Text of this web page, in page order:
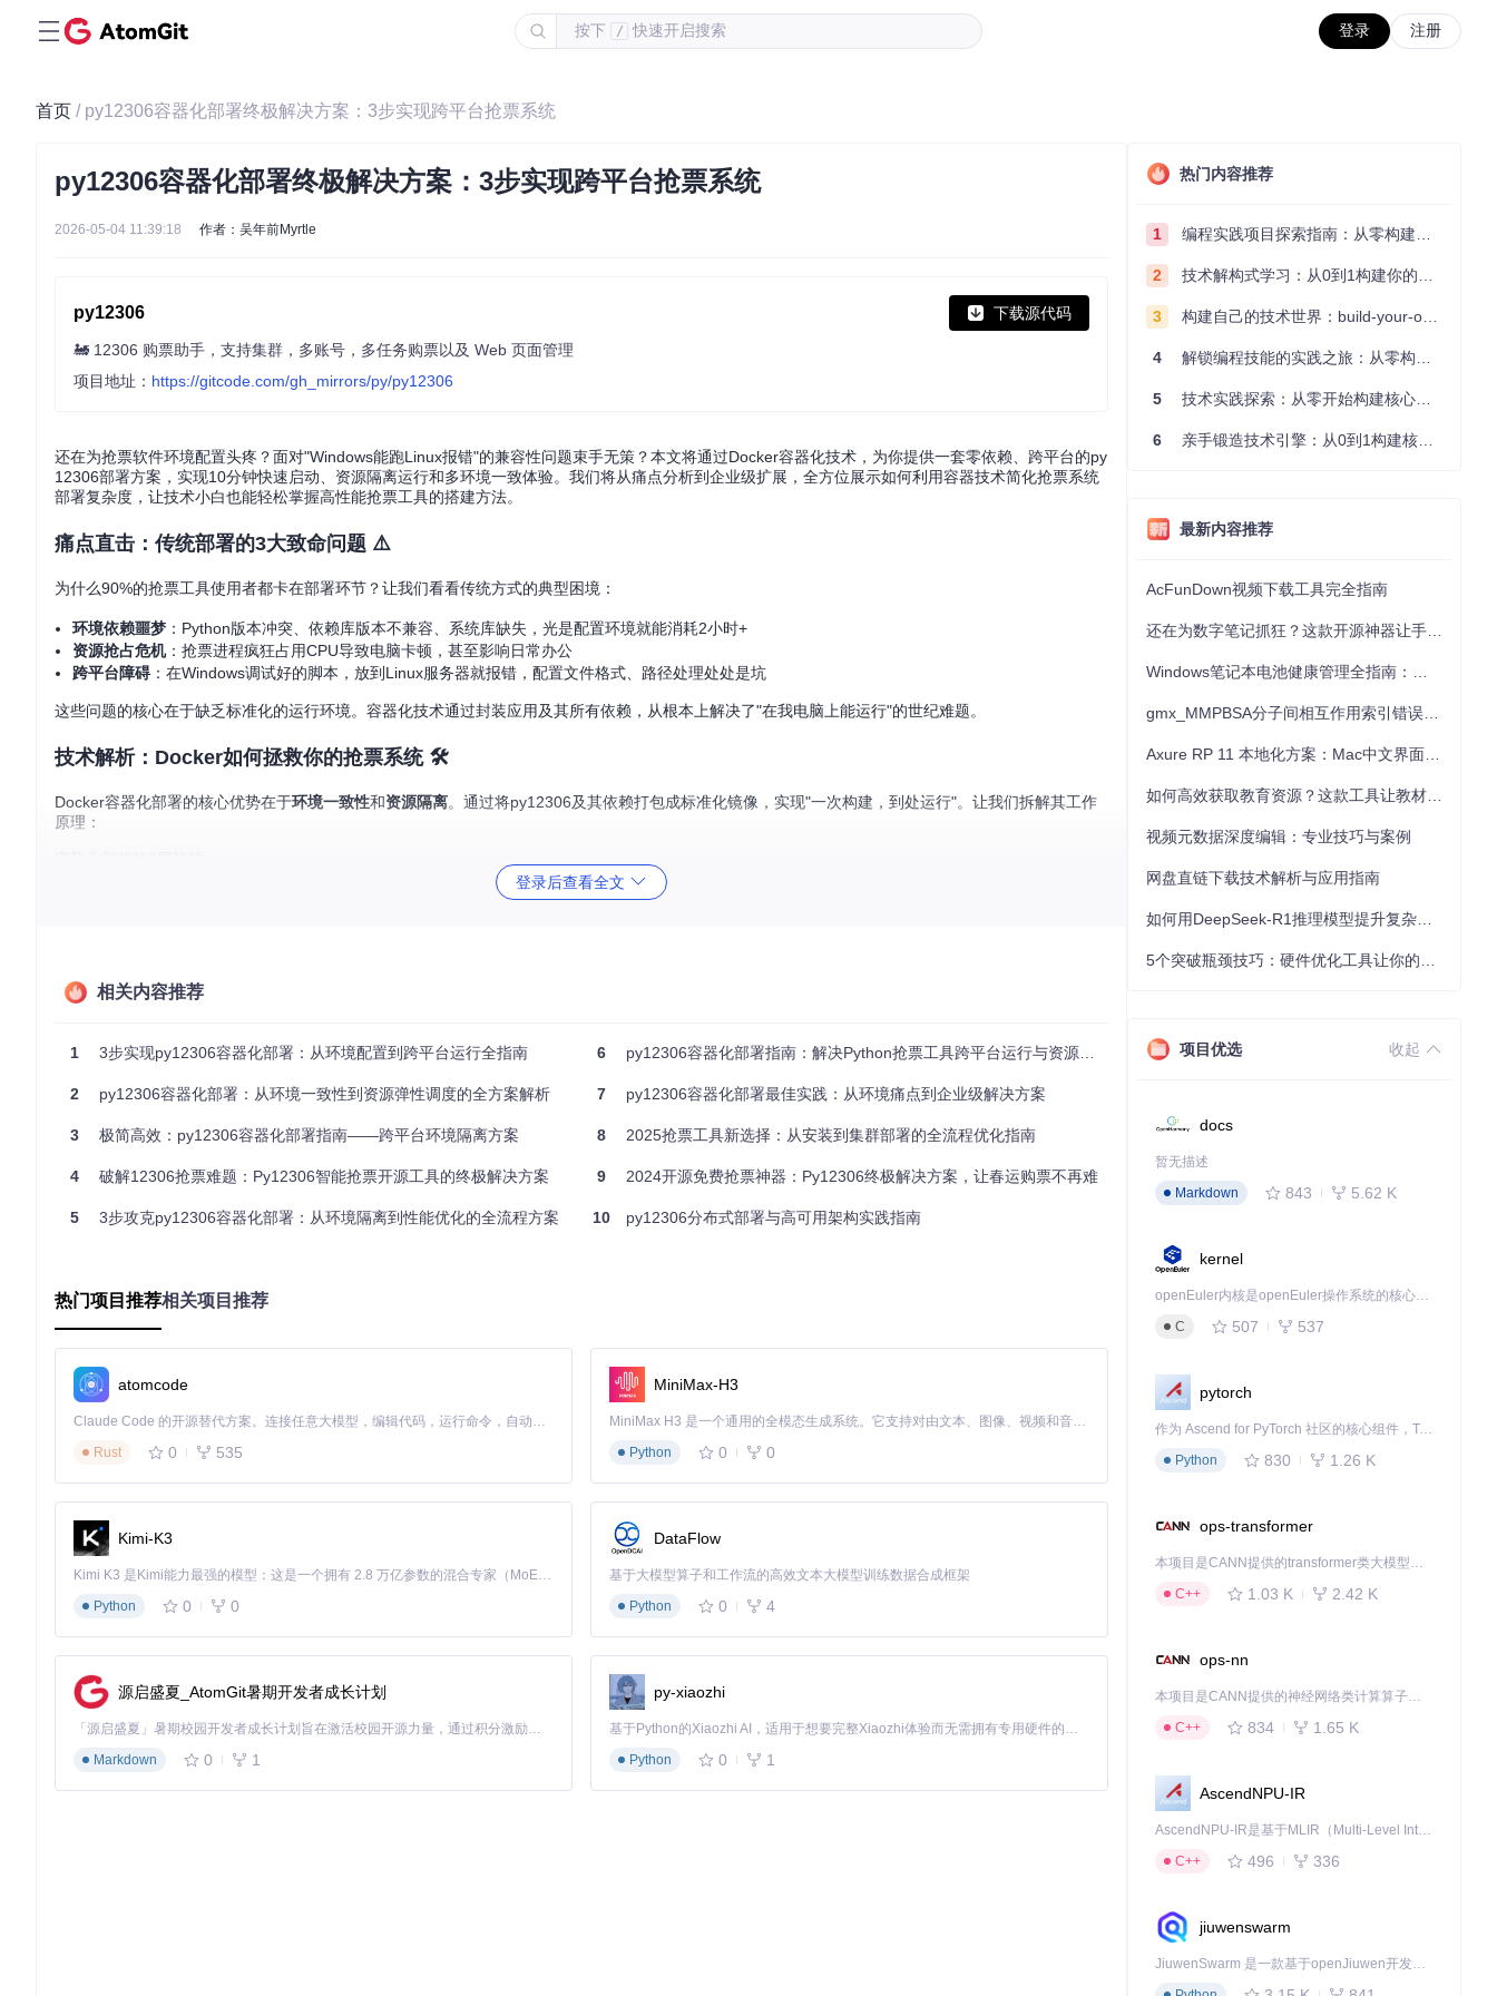
按下 / 快速开启搜索 登录 注册
首页 / py12306容器化部署终极解决方案：3步实现跨平台抢票系统
py12306容器化部署终极解决方案：3步实现跨平台抢票系统
2026-05-04 11:39:18 作者：吴年前Myrtle
py12306 下载源代码
🚂 12306 购票助手，支持集群，多账号，多任务购票以及 Web 页面管理
项目地址： https://gitcode.com/gh_mirrors/py/py12306
还在为抢票软件环境配置头疼？面对"Windows能跑Linux报错"的兼容性问题束手无策？本文将通过Docker容器化技术，为你提供一套零依赖、跨平台的py
12306部署方案，实现10分钟快速启动、资源隔离运行和多环境一致体验。我们将从痛点分析到企业级扩展，全方位展示如何利用容器技术简化抢票系统
部署复杂度，让技术小白也能轻松掌握高性能抢票工具的搭建方法。
痛点直击：传统部署的3大致命问题 ⚠️
为什么90%的抢票工具使用者都卡在部署环节？让我们看看传统方式的典型困境：
环境依赖噩梦 ：Python版本冲突、依赖库版本不兼容、系统库缺失，光是配置环境就能消耗2小时+
资源抢占危机：抢票进程疯狂占用CPU导致电脑卡顿，甚至影响日常办公
跨平台障碍：在Windows调试好的脚本，放到Linux服务器就报错，配置文件格式、路径处理处处是坑
这些问题的核心在于缺乏标准化的运行环境。容器化技术通过封装应用及其所有依赖，从根本上解决了"在我电脑上能运行"的世纪难题。
技术解析：Docker如何拯救你的抢票系统 🛠️
Docker容器化部署的核心优势在于环境一致性和资源隔离。通过将py12306及其依赖打包成标准化镜像，实现"一次构建，到处运行"。让我们拆解其工作
原理：
：基于Python官方镜像构建，确保Python环境纯净
构建规则：Dockerfile
与传统部署的本质区别
能快速搭建出一模一样的房子。
实施指南：零基础3步部署法 🚀
第1步：环境准备（5分钟）
目标
：安装Docker环境并获取项目代码
sudo apt-get update && sudo apt-get install docker-ce docker-ce-cli containerd.io docker-c
项目代码下载到本地py12306
cd py12306
专家提示 ：Windows用户建议使用WSL2安装Docker，Mac用户可直接安装Docker Desktop，确保Docker Compose已正确配置。
第2步：核心配置（3分钟）
目标：创建环境变量文件并设置关键参数
cp env.docker.py.example env.docker.py
配置文件中必须修改的3个核心参数：
# 用户账号配置 (必填)
    (
"13800138000", "password123"
登录后查看全文
相关内容推荐
1 3步实现py12306容器化部署：从环境配置到跨平台运行全指南
2 py12306容器化部署：从环境一致性到资源弹性调度的全方案解析
3 极简高效：py12306容器化部署指南——跨平台环境隔离方案
4 破解12306抢票难题：Py12306智能抢票开源工具的终极解决方案
5 3步攻克py12306容器化部署：从环境隔离到性能优化的全流程方案
6 py12306容器化部署指南：解决Python抢票工具跨平台运行与资源隔离难题
7 py12306容器化部署最佳实践：从环境痛点到企业级解决方案
8 2025抢票工具新选择：从安装到集群部署的全流程优化指南
9 2024开源免费抢票神器：Py12306终极解决方案，让春运购票不再难
10 py12306分布式部署与高可用架构实践指南
热门项目推荐相关项目推荐
atomcode
Claude Code 的开源替代方案。连接任意大模型，编辑代码，运行命令，自动验证 — 全自动执行。用 Rust 构建，极致性能。 ｜ An open-source alternative to Claude Code. Connect any LLM, edit code, run commands, and verify changes — autonomously. Built in Rust for speed. Get Started
Rust
0 535
MiniMax-H3
MiniMax H3 是一个通用的全模态生成系统。它支持对由文本、图像、视频和音频组成的多模态上下文进行统一理解，并能生成分辨率高达 2K、时长可达 15 秒的带原生立体声音频的视频。得益于面向任务泛化的系统设计，H3 在预训练阶段就已具备广泛的多模态上下文理解与生成能力，能够出色地执行复杂的多模态指令。
Python
0 0
Kimi-K3
Kimi K3 是Kimi能力最强的模型：这是一个拥有 2.8 万亿参数的混合专家（MoE）模型，具备原生视觉理解能力，并支持 100 万 token 的上下文窗口。
Python
0 0
DataFlow
基于大模型算子和工作流的高效文本大模型训练数据合成框架
Python
0 4
源启盛夏_AtomGit暑期开发者成长计划
「源启盛夏」暑期校园开发者成长计划旨在激活校园开源力量，通过积分激励、认证扶持、资源倾斜等形式，引导高校组织和开发者完成「入驻 — 建项目 — 做贡献 — 获认证 — 得资源」的完整闭环。无论你是想带领社团入驻平台的组织者，还是希望用代码贡献证明自己的开发者，都能在这里找到属于你的成长路径。
Markdown
0 1
py-xiaozhi
基于Python的Xiaozhi AI，适用于想要完整Xiaozhi体验而无需拥有专用硬件的用户。
Python
0 1
热门内容推荐
1 编程实践项目探索指南：从零构建技术能力体系
2 技术解构式学习：从0到1构建你的编程知识体系
3 构建自己的技术世界：build-your-own-x项目的实践探索指南
4 解锁编程技能的实践之旅：从零构建你的技术世界
5 技术实践探索：从零开始构建核心系统的实践指南
6 亲手锻造技术引擎：从0到1构建核心系统的实践指南
最新内容推荐
AcFunDown视频下载工具完全指南
视频元数据深度编辑：专业技巧与案例
网盘直链下载技术解析与应用指南
项目优选 收起
docs
暂无描述
Markdown
843 5.62 K
kernel
openEuler内核是openEuler操作系统的核心，既是系统性能与稳定性的基石，也是连接处理器、设备与服务的桥梁。
C
507 537
pytorch
作为 Ascend for PyTorch 社区的核心组件，TorchNPU 是昇腾专为 PyTorch 打造的深度学习适配插件，使 PyTorch 框架能够直接调用昇腾 NPU，为开发者提供昇腾 AI 处理器的超强算力。
Python
830 1.26 K
ops-transformer
本项目是CANN提供的transformer类大模型算子库，实现网络在NPU上加速计算。
C++
1.03 K 2.42 K
ops-nn
本项目是CANN提供的神经网络类计算算子库，实现网络在NPU上加速计算。
C++
834 1.65 K
AscendNPU-IR
AscendNPU-IR是基于MLIR（Multi-Level Intermediate Representation）构建的，面向昇腾亲和算子编译时使用的中间表示，提供昇腾完备表达能力，通过编译优化提升昇腾AI处理器计算效率，支持通过生态框架使能昇腾AI处理器与深度调优
C++
496 336
jiuwenswarm
JiuwenSwarm 是一款基于openJiuwen开发的智能AI Agent，它能够将大语言模型的强大能力，通过你日常使用的各类通讯应用，直接延伸至你的指尖。